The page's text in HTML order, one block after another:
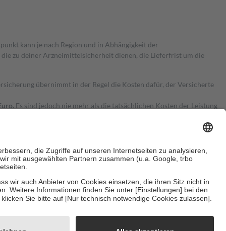
kann je nach Region und in Abhängigkeit der
zu deiner Arzneimittelsicherheit dienen, die Lieferfrist um die
übernimmt in der Regel die Kosten dafür, der Versicherte
Es sind jedoch nie mehr als die tatsächlichen Kosten der Leistung
Zuzahlungen an bei: